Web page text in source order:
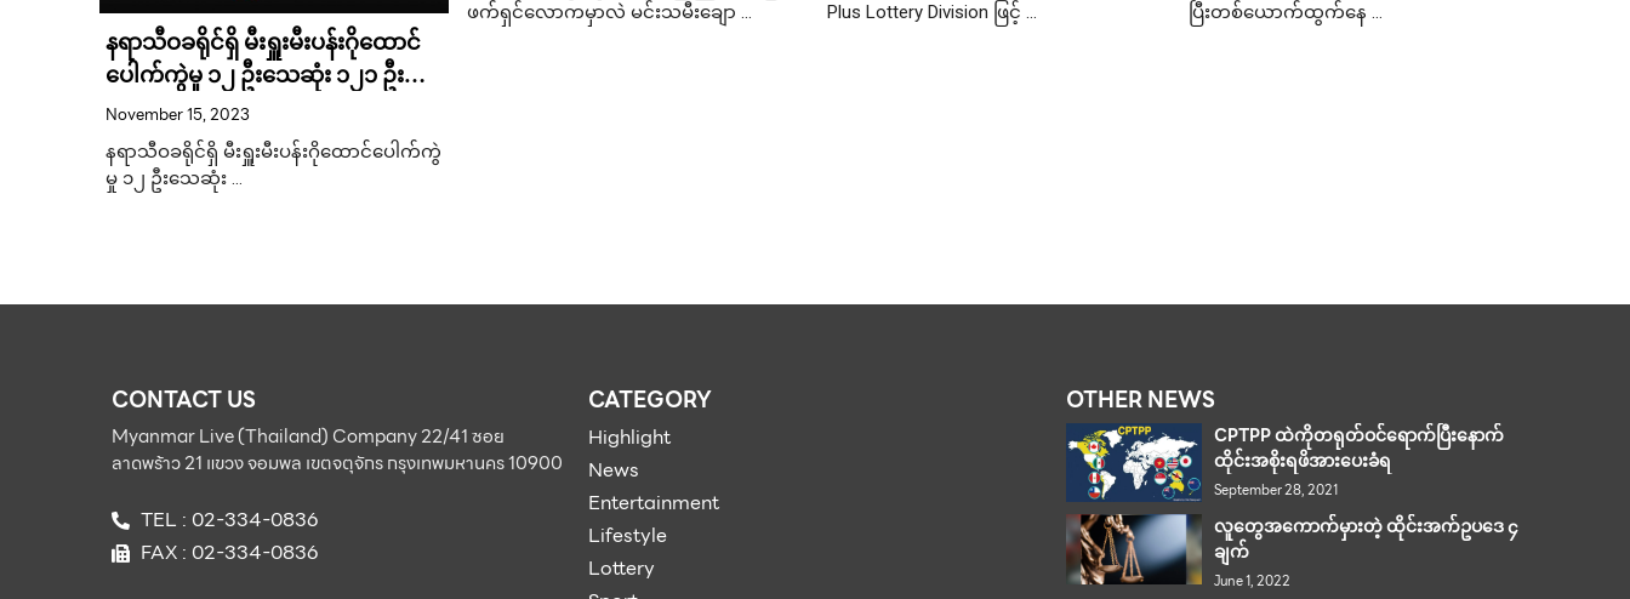
နရာသီဝခရိုင်ရှိ မီးရှူးမီးပန်းဂိုထောင်
ပေါက်ကွဲမှု ၁၂ ဦးသေဆုံး ၁၂၁ ဦး
ဒဏ်ရာရရှိ အိမ်ခြေ ၂၉၂ လုံးပျက်စီး .
November 15, 2023
နရာသီဝခရိုင်ရှိ မီးရှူးမီးပန်းဂိုထောင်ပေါက်ကွဲ
မှု ၁၂ ဦးသေဆုံး …
ဖက်ရှင်လောကမှာလဲ မင်းသမီးချော …
Plus Lottery Division ဖြင့် …
ပြီးတစ်ယောက်ထွက်နေ …
CONTACT US
Myanmar Live (Thailand) Company 22/41 ซอย
ลาดพร้าว 21 แขวง จอมพล เขตจตุจักร กรุงเทพมหานคร 10900
TEL : 02-334-0836
FAX : 02-334-0836
CATEGORY
Highlight
News
Entertainment
Lifestyle
Lottery
OTHER NEWS
CPTPP ထဲကိုတရုတ်ဝင်ရောက်ပြီးနောက်
ထိုင်းအစိုးရဖိအားပေးခံရ
September 28, 2021
လူတွေအကောက်မှားတဲ့ ထိုင်းအက်ဥပဒေ ၄
ချက်
June 1, 2022